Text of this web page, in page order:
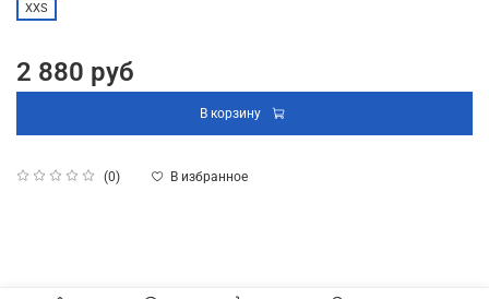
(0) В избранное
XXS
2 880 руб
В корзину